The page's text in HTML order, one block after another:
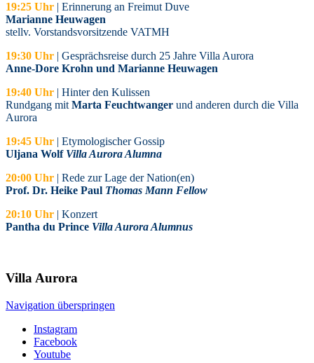
19:25 Uhr | Erinnerung an Freimut Duve
Marianne Heuwagen
stellv. Vorstandsvorsitzende VATMH
19:30 Uhr | Gesprächsreise durch 25 Jahre Villa Aurora
Anne-Dore Krohn und Marianne Heuwagen
19:40 Uhr | Hinter den Kulissen
Rundgang mitMarta Feuchtwanger und anderen durch die Villa
Aurora
19:45 Uhr | Etymologischer Gossip
Uljana Wolf Villa Aurora Alumna
20:00 Uhr | Rede zur Lage der Nation(en)
Prof. Dr. Heike Paul Thomas Mann Fellow
20:10 Uhr | Konzert
Pantha du Prince Villa Aurora Alumnus
Villa Aurora
Navigation überspringen
Instagram
Facebook
Youtube